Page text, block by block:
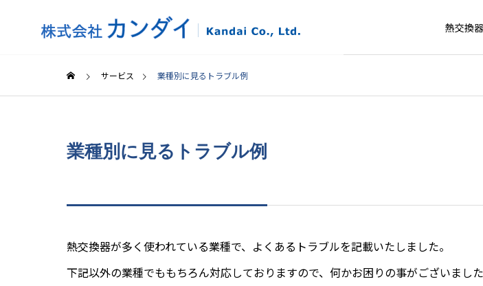
熱交換
Business prospecrus
熱交換器メンテナ
業種別に見
サービス 業種別に見るトラブル例
業種別に見るトラブル例
熱交換器が多く使われている業種で、よくあるトラブルを記載いたしました。
下記以外の業種でももちろん対応しておりますので、何かお困りの事がございまし